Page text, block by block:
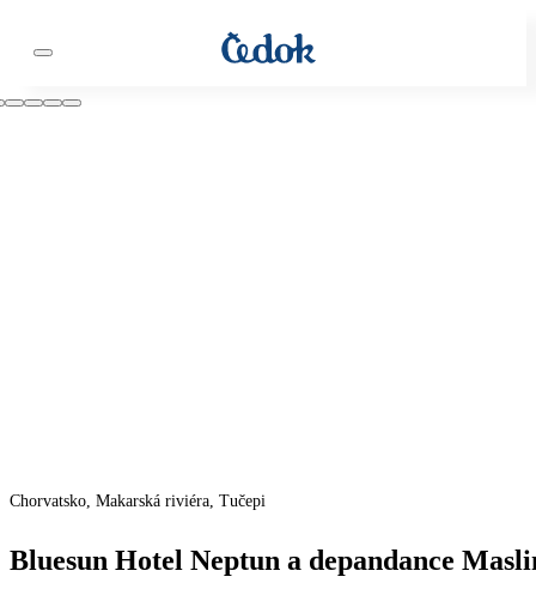
Chorvatsko, Makarská riviéra, Tučepi
Bluesun Hotel Neptun a depandance